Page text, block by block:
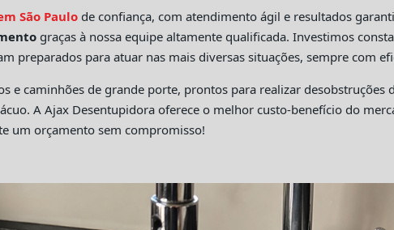
São Paulo de confiança, com atendimento ágil e resultados
graças à nossa equipe altamente qualificada. Investimos
preparados para atuar nas mais diversas situações, sempre com
e caminhões de grande porte, prontos para realizar desobstruções
A Ajax Desentupidora oferece o melhor custo-benefício do
um orçamento sem compromisso!